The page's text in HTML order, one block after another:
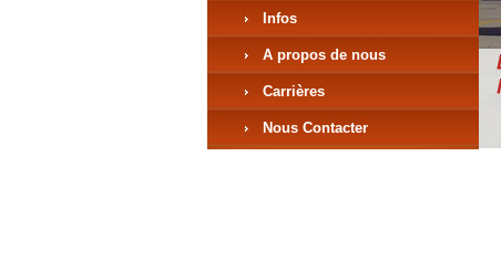
Infos
A propos de nous
Carrières
Nous Contacter